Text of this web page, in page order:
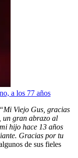
a los 77 años
Viejo Gus, gracias
un gran abrazo al
hijo hace 13 años
Gracias por tu
de sus fieles